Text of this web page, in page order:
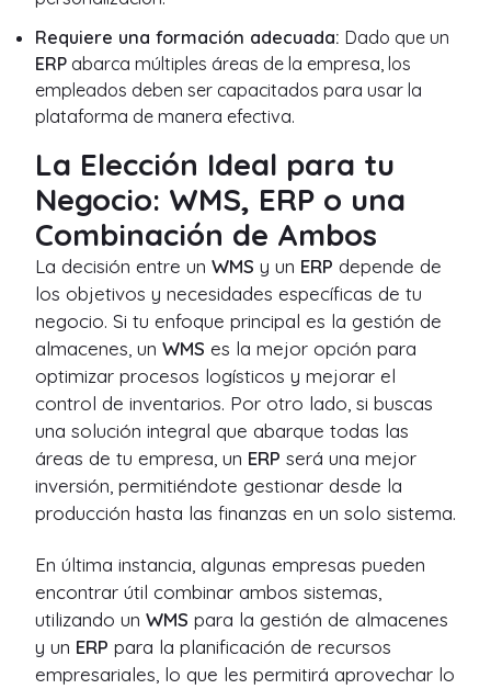
Requiere una formación adecuada: Dado que un
ERP abarca múltiples áreas de la empresa, los
empleados deben ser capacitados para usar la
plataforma de manera efectiva.
La Elección Ideal para tu
Negocio: WMS, ERP o una
Combinación de Ambos
La decisión entre un WMS y un ERP depende de
los objetivos y necesidades específicas de tu
negocio. Si tu enfoque principal es la gestión de
almacenes, un WMS es la mejor opción para
optimizar procesos logísticos y mejorar el
control de inventarios. Por otro lado, si buscas
una solución integral que abarque todas las
áreas de tu empresa, un ERP será una mejor
inversión, permitiéndote gestionar desde la
producción hasta las finanzas en un solo sistema.
En última instancia, algunas empresas pueden
encontrar útil combinar ambos sistemas,
utilizando un WMS para la gestión de almacenes
y un ERP para la planificación de recursos
empresariales, lo que les permitirá aprovechar lo